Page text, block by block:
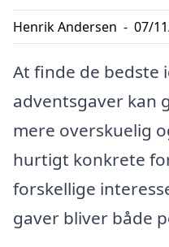
Henrik Andersen - 07/
At finde de bedste
adventsgaver kan
mere overskuelig
hurtigt konkrete
forskellige
gaver bliver både